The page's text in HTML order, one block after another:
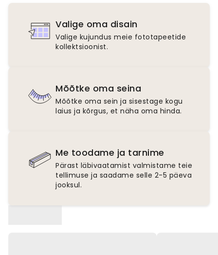
Valige oma disain
Valige kujundus meie fototapeetide
kollektsioonist.
Mõõtke oma seina
Mõõtke oma sein ja sisestage kogu
laius ja kõrgus, et näha oma hinda.
Me toodame ja tarnime
Pärast läbivaatamist valmistame teie
tellimuse ja saadame selle 2-5 päeva
jooksul.